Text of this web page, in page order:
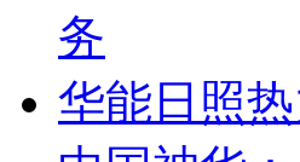
务
华能日照